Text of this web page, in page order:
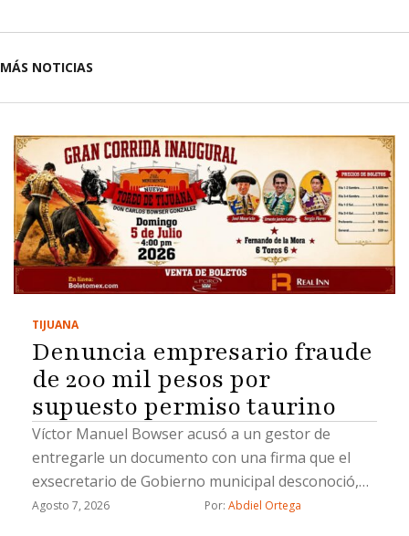
MÁS NOTICIAS
TIJUANA
Denuncia empresario fraude
de 200 mil pesos por
supuesto permiso taurino
Víctor Manuel Bowser acusó a un gestor de
entregarle un documento con una firma que el
exsecretario de Gobierno municipal desconoció,
además señala a dos ex funcionarios: Miguel
Agosto 7, 2026 Por: Abdiel Ortega